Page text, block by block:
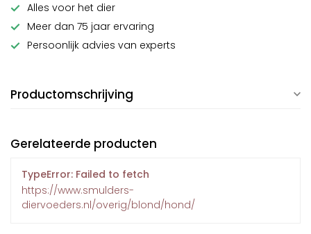
Alles voor het dier
Meer dan 75 jaar ervaring
Persoonlijk advies van experts
Productomschrijving
Gerelateerde producten
TypeError: Failed to fetch
https://www.smulders-
diervoeders.nl/overig/blond/hond/